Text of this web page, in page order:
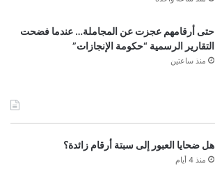
حتى أرقامهم عجزت عن المجاملة… عندما فضحت
التقارير الرسمية “حكومة الإنجازات”
منذ ساعتين
هل ضحايا العبور إلى سبتة أرقام زائدة؟
منذ 4 أيام